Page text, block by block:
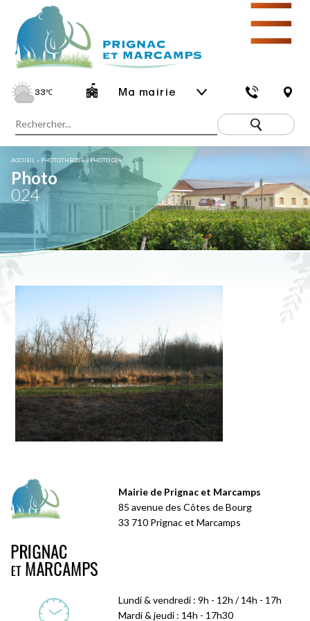
33℃ Ma mairie
☰
ACCUEIL » PHOTOTHÈQUE»PHOTO 024
Photo
024
Mairie de Prignac et Marcamps
85 avenue des Côtes de Bourg
33 710 Prignac et Marcamps
Lundi & vendredi : 9h - 12h / 14h - 17h
Mardi & jeudi : 14h - 17h30